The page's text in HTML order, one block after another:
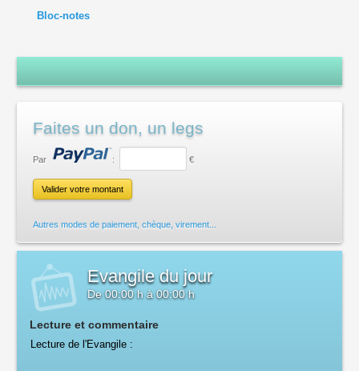
Bloc-notes
Faites un don, un legs
Par : €
Autres modes de paiement, chèque, virement...
Evangile du jour
De00:00 hà00:00 h
Lecture et commentaire
Lecture de l'Evangile :